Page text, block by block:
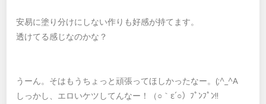
安易に塗り分けにしない作りも好感が持てます。
透けてる感じなのかな？
うーん。そはもうちょっと頑張ってほしかったなー。(;^_^A
しっかし、エロいケツしてんなー！（○｀ε´○）ﾌﾟﾝﾌﾟﾝ!!